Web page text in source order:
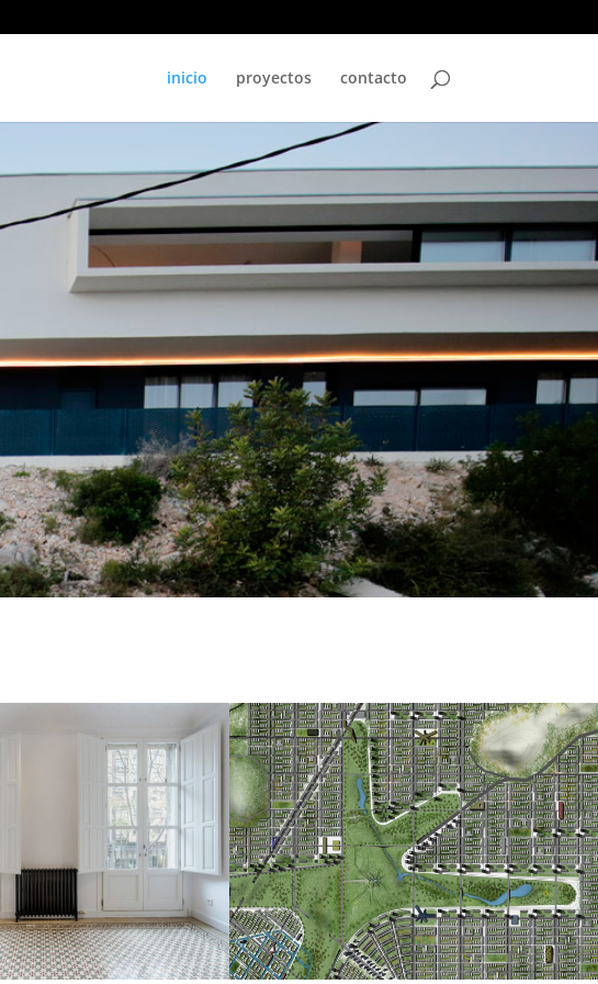
inicio proyectos contacto